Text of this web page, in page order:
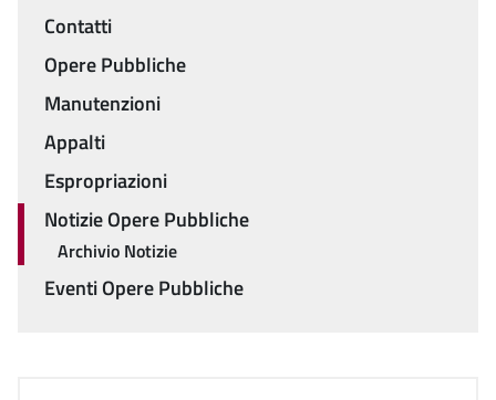
Menu
Contatti
Opere Pubbliche
Manutenzioni
Appalti
Espropriazioni
Notizie Opere Pubbliche
Archivio Notizie
Eventi Opere Pubbliche